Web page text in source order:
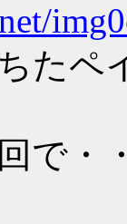
たペ
で・